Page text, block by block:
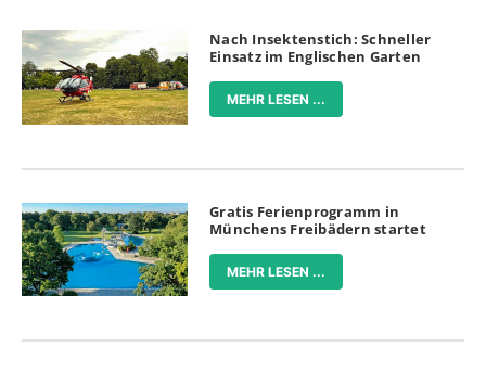
Nach Insektenstich: Schneller
Einsatz im Englischen Garten
MEHR LESEN ...
Gratis Ferienprogramm in
Münchens Freibädern startet
MEHR LESEN ...